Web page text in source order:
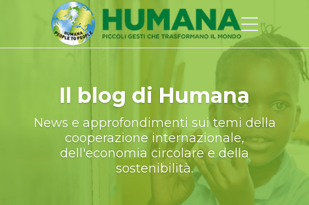
Il blog di Humana
News e approfondimenti sui temi della
cooperazione internazionale,
dell'economia circolare e della
sostenibilità.